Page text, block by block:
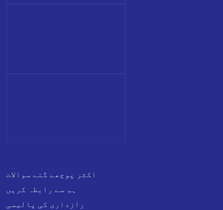
اکثر پوچھے گئے سوالات
ہم سے رابطہ کریں
رازداری کی پالیسی